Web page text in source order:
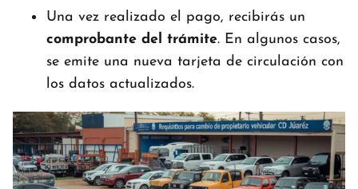
Una vez realizado el pago, recibirás un
comprobante del trámite. En algunos casos,
se emite una nueva tarjeta de circulación con
los datos actualizados.